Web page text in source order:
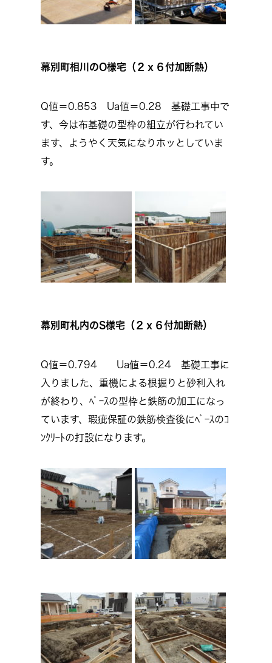
幕別町相川のO様宅（２ｘ６付加断熱）
Q値＝0.853 Ua値＝0.28 基礎工事中で
す、今は布基礎の型枠の組立が行われてい
ます、ようやく天気になりホッとしていま
す。
幕別町札内のS様宅（２ｘ６付加断熱）
Q値＝0.794 Ua値＝0.24 基礎工事に
入りました、重機による根掘りと砂利入れ
が終わり、ﾍﾞｰｽの型枠と鉄筋の加工になっ
ています、瑕疵保証の鉄筋検査後にﾍﾞｰｽのｺ
ﾝｸﾘｰﾄの打設になります。